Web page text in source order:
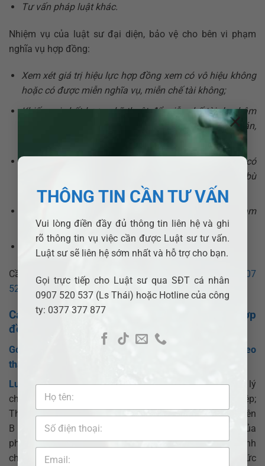
THÔNG TIN CẦN TƯ VẤN
Vui lòng điền đầy đủ thông tin liên hệ và ghi
rõ thông tin vụ việc cần được Luật sư tư vấn.
Luật sư sẽ liên hệ sớm nhất và hỗ trợ cho bạn.
Gọi trực tiếp cho Luật sư qua SĐT cá nhân
0907 520 537 (Ls Thái) hoặc Hotline của công
ty: 0377 377 877
×
Tư vấn pháp luật khác.
Nhiệm vụ của luật sư đại diện, bảo vệ cho bên vi phạm
nghĩa vụ hợp đồng:
Xem xét giá trị hiệu lực hợp đồng xem có vô hiệu không
hoặc có được miễn nghĩa vụ, miễn chế tài không;
Khiếu nại chất lượng, kỹ thuật để miễn chế tài do chậm
thanh toán: bồi thường thiệt hại, lãi do chậm thanh toán,
Xây dựng phương án đàm phán để giảm nhiều nhất có
thể chế tài do vi phạm nghĩa vụ; nghĩa vụ đối ứng để bù
Đại diện cho bên vi phạm hợp đồng thương lượng, đàm
phán nhằm giải quyết tranh chấp;
Đại diện tham gia tố tụng tại tòa án hoặc trọng tài;
Cần Luật sư hỗ trợ vấn đề trên liên hệ: Số điện thoại:
0907
520 537 (Ls Thái); 0377 377 877 (Hotline)
Các gói Dịch vụ Luật sư giỏi về tranh chấp Hợp
đồng
Gói Luật sư giỏi về Tranh chấp Hợp đồng làm việc theo
tháng tư vấn pháp luật bằng văn bản:
Luật sư ADB SAIGON
Tư vấn, thực hiện dịch vụ pháp lý
cho các vấn đề pháp lý trong hoạt động của Doanh nghiệp;
Thẩm tra pháp lý các hợp đồng, tài liệu giao dịch giữa bên
B với bên thứ ba đảm bảo không vi phạm điều cấm của
pháp luật, dự liệu các vấn đề thường xảy ra bất đồng tranh
chấp; Đại diện và tham gia các cuộc họp do Bên B tổ chức